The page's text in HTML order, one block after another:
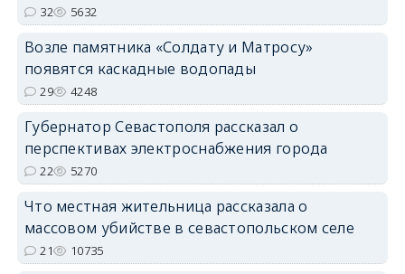
32 5632
Возле памятника «Солдату и Матросу»
появятся каскадные водопады
29 4248
Губернатор Севастополя рассказал о
перспективах электроснабжения города
22 5270
Что местная жительница рассказала о
массовом убийстве в севастопольском селе
21 10735